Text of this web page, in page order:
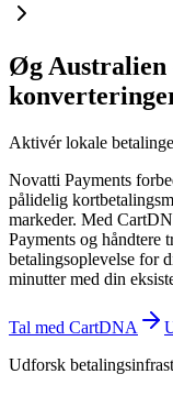
Øg Australien
Aktivér lokale
Novatti Payments
pålidelig
markeder. Med
Payments og håndtere
betalingsoplevelse for
minutter med din
Tal med CartDNA
Udforsk